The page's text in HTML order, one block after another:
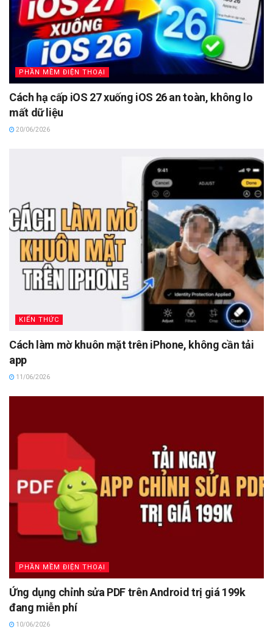
PHẦN MỀM ĐIỆN THOẠI
Cách hạ cấp iOS 27 xuống iOS 26 an toàn, không lo
mất dữ liệu
20/06/2026
KIẾN THỨC
Cách làm mờ khuôn mặt trên iPhone, không cần tải
app
11/06/2026
PHẦN MỀM ĐIỆN THOẠI
Ứng dụng chỉnh sửa PDF trên Android trị giá 199k
đang miễn phí
10/06/2026